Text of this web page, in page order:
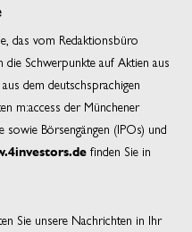
das vom Redaktionsbüro
Schwerpunkte auf Aktien aus
dem deutschsprachigen
m:access der Münchener
sowie Börsengängen (IPOs) und
finden Sie in
Sie unsere Nachrichten in Ihr